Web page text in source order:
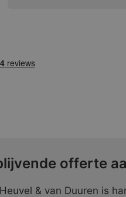
offerte
& van Duuren is